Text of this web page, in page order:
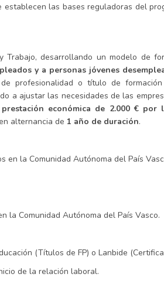
las bases reguladoras del
desarrollando un modelo de
y a personas jóvenes
profesionalidad o título de
a ajustar las necesidades de las
prestación económica de 2.000 €
alternancia de 1 año de duración.
en la Comunidad Autónoma del País
la Comunidad Autónoma del País Vasco.
(Títulos de FP) o Lanbide
de la relación laboral.